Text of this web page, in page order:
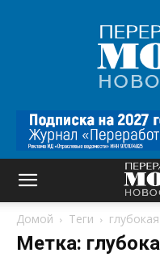
Домой Теги
Метка: